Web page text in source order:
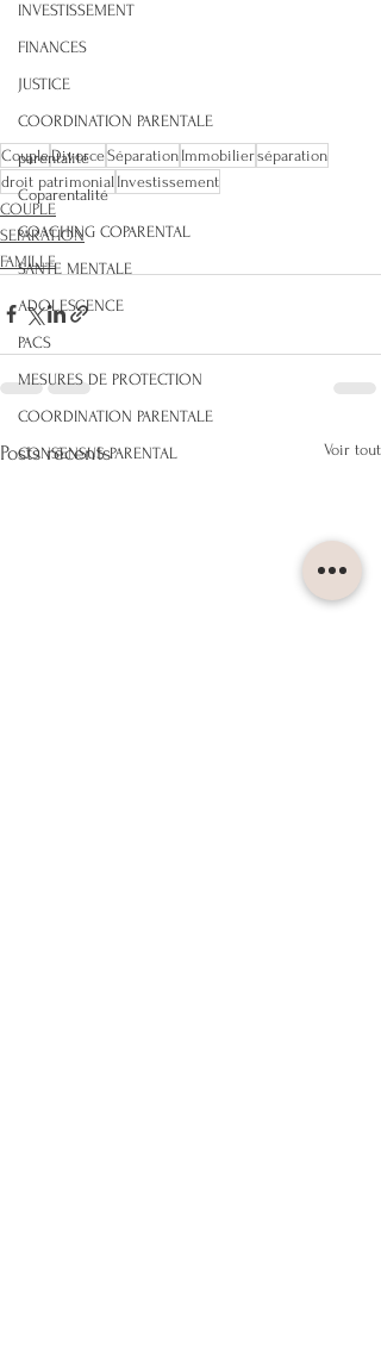
INVESTISSEMENT
FINANCES
JUSTICE
COORDINATION PARENTALE
parentalité
Coparentalité
COACHING COPARENTAL
SANTE MENTALE
ADOLESCENCE
PACS
MESURES DE PROTECTION
COORDINATION PARENTALE
CONSENSUS PARENTAL
CoupleDivorceSéparation Immobilierséparation
droit patrimonial Investissement
COUPLE
SEPARATION
FAMILLE
Posts récents Voir tout